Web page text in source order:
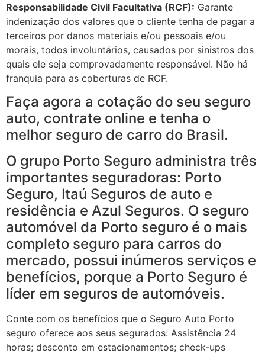
Responsabilidade Civil Facultativa (RCF): Garante
indenização dos valores que o cliente tenha de pagar a
terceiros por danos materiais e/ou pessoais e/ou
morais, todos involuntários, causados por sinistros dos
quais ele seja comprovadamente responsável. Não há
franquia para as coberturas de RCF.
Faça agora a cotação do seu seguro
auto, contrate online e tenha o
melhor seguro de carro do Brasil.
O grupo Porto Seguro administra três
importantes seguradoras: Porto
Seguro, Itaú Seguros de auto e
residência e Azul Seguros. O seguro
automóvel da Porto seguro é o mais
completo seguro para carros do
mercado, possui inúmeros serviços e
benefícios, porque a Porto Seguro é
líder em seguros de automóveis.
Conte com os benefícios que o Seguro Auto Porto
seguro oferece aos seus segurados: Assistência 24
horas; desconto em estacionamentos; check-ups